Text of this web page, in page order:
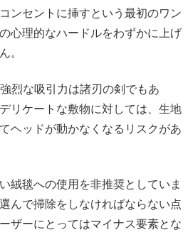
ンセントに挿すという最初のワン
心理的なハードルをわずかに上げ
。
烈な吸引力は諸刃の剣でもあ
リケートな敷物に対しては、生地
ヘッドが動かなくなるリスクがあ
絨毯への使用を非推奨としていま
んで掃除をしなければならない点
ザーにとってはマイナス要素とな